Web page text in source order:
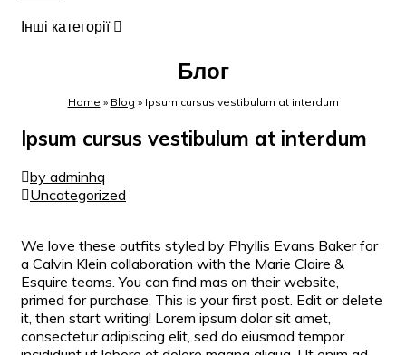
Інші категорії
Блог
Home » Blog » Ipsum cursus vestibulum at interdum
Ipsum cursus vestibulum at interdum
by adminhq
Uncategorized
We love these outfits styled by Phyllis Evans Baker for
a Calvin Klein collaboration with the Marie Claire &
Esquire teams. You can find mas on their website,
primed for purchase. This is your first post. Edit or delete
it, then start writing! Lorem ipsum dolor sit amet,
consectetur adipiscing elit, sed do eiusmod tempor